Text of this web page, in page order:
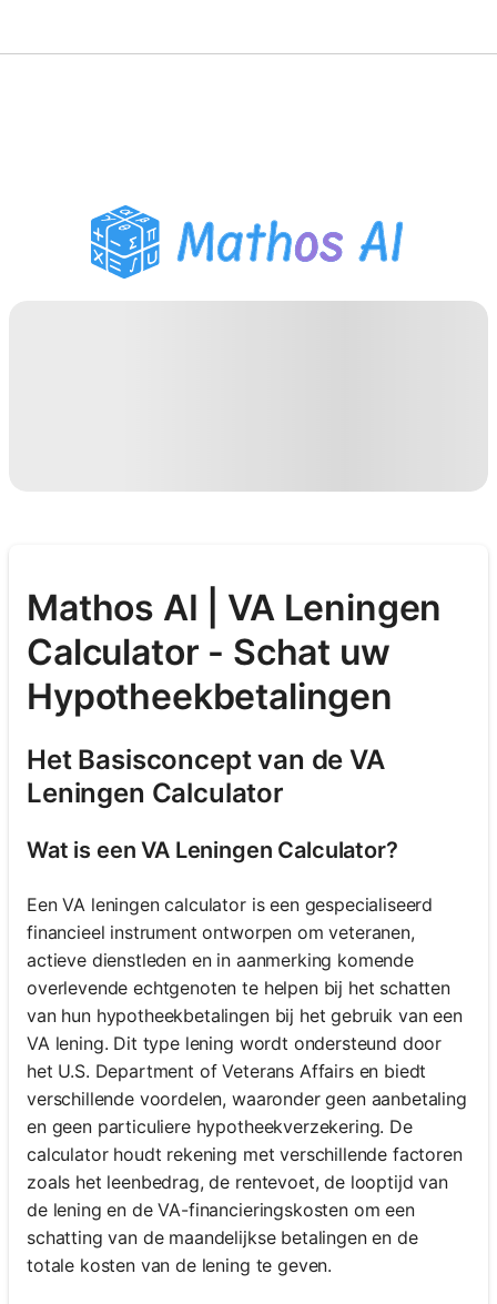
PDF Huiswerk Helper
Studietools
Mathos AI | VA Leningen
Calculator - Schat uw
Hypotheekbetalingen
Het Basisconcept van de VA
Leningen Calculator
Wat is een VA Leningen Calculator?
Een VA leningen calculator is een gespecialiseerd
financieel instrument ontworpen om veteranen,
actieve dienstleden en in aanmerking komende
overlevende echtgenoten te helpen bij het schatten
van hun hypotheekbetalingen bij het gebruik van een
VA lening. Dit type lening wordt ondersteund door
het U.S. Department of Veterans Affairs en biedt
verschillende voordelen, waaronder geen aanbetaling
en geen particuliere hypotheekverzekering. De
calculator houdt rekening met verschillende factoren
zoals het leenbedrag, de rentevoet, de looptijd van
de lening en de VA-financieringskosten om een
schatting van de maandelijkse betalingen en de
totale kosten van de lening te geven.